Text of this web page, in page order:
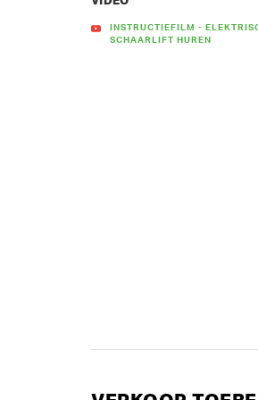
INSTRUCTIEFILM -
SCHAARLIFT HUREN